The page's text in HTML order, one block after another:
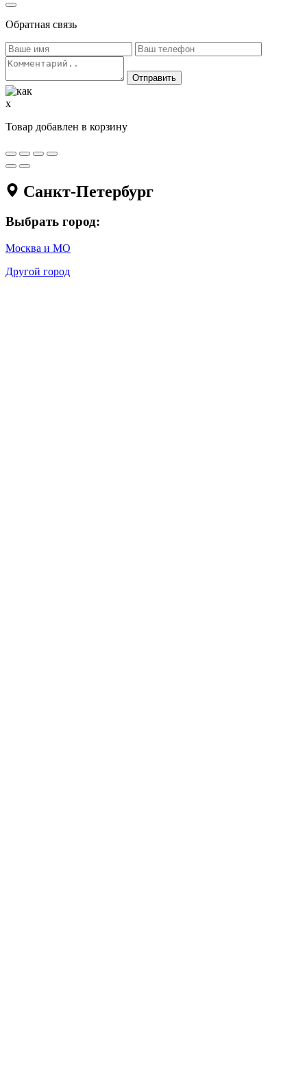
Обратная связь
x
Товар добавлен в корзину
Санкт-Петербург
Выбрать город:
Москва и МО
Другой город